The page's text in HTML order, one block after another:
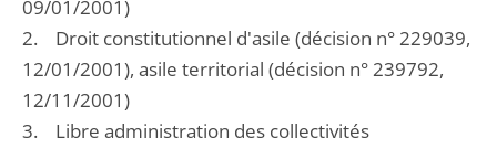
09/01/2001)
2. Droit constitutionnel d'asile (décision n° 229039,
12/01/2001), asile territorial (décision n° 239792,
12/11/2001)
3. Libre administration des collectivités